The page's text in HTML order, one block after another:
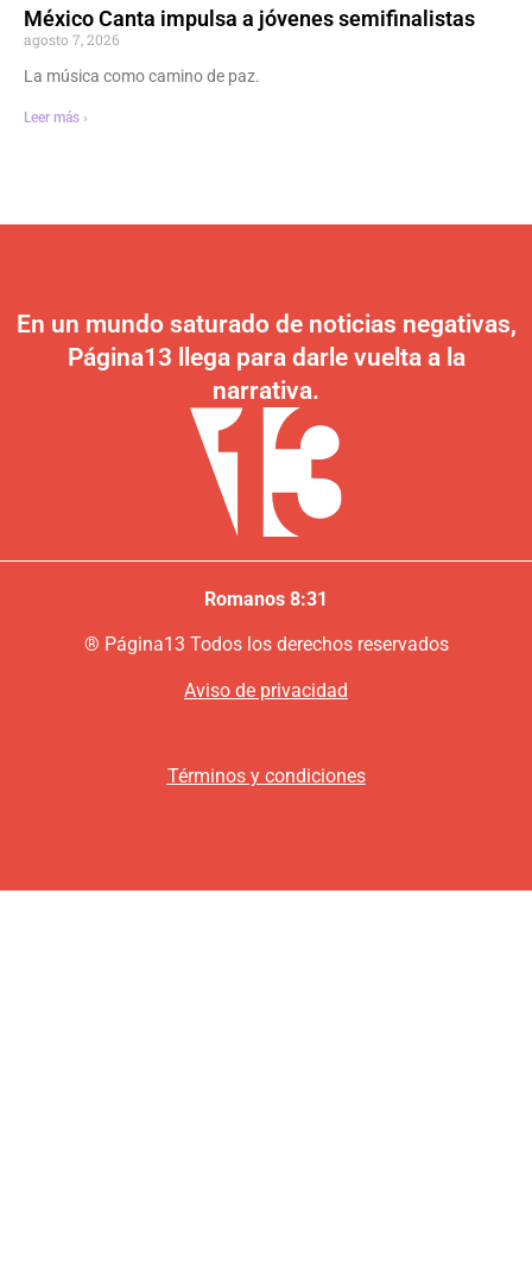
México Canta impulsa a jóvenes semifinalistas
agosto 7, 2026
La música como camino de paz.
Leer más ›
En un mundo saturado de noticias negativas,
Página13 llega para darle vuelta a la
narrativa.
Romanos 8:31
® Página13 Todos los derechos reservados
Aviso de privacidad
Términos y condiciones